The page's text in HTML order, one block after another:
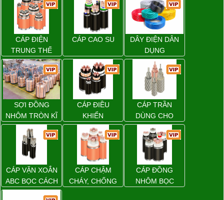
CÁP ĐIỆN
TRUNG THẾ
CÁP CAO SU
DÂY ĐIỆN DÂN
DỤNG
SỢI ĐỒNG
NHÔM TRÒN KĨ
THUẬT ĐIỆN
CÁP ĐIỀU
KHIỂN
CÁP TRẦN
DÙNG CHO
ĐƯỜNG DÂY
TẢI ĐIỆN TRÊN
KHÔNG
CÁP VẶN XOẮN
ABC BỌC CÁCH
ĐIỆN XLPE
CÁP CHẬM
CHÁY, CHỐNG
CÁP ĐỒNG
NHÔM BỌC